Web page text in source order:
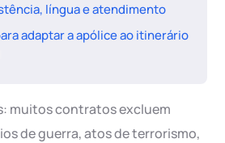
língua e atendimento
adaptar a apólice ao itinerário
muitos contratos excluem
de guerra, atos de terrorismo,